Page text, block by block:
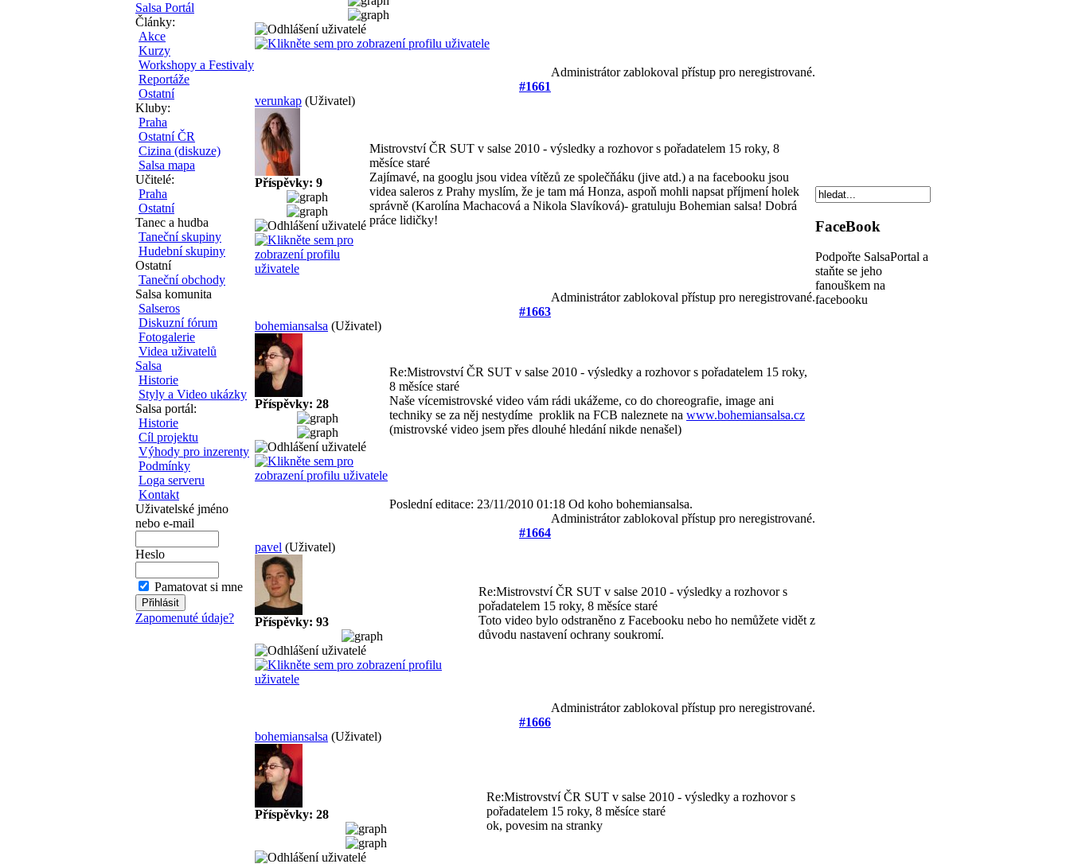
Salsa Portál
Články:
Akce
Kurzy
Workshopy a Festivaly
Reportáže
Ostatní
Kluby:
Praha
Ostatní ČR
Cizina (diskuze)
Salsa mapa
Učitelé:
Praha
Ostatní
Tanec a hudba
Taneční skupiny
Hudební skupiny
Ostatní
Taneční obchody
Salsa komunita
Salseros
Diskuzní fórum
Fotogalerie
Videa uživatelů
Salsa
Historie
Styly a Video ukázky
Salsa portál:
Historie
Cíl projektu
Výhody pro inzerenty
Podmínky
Loga serveru
Kontakt
Uživatelské jméno
nebo e-mail
Heslo
Pamatovat si mne
Zapomenuté údaje?
Administrátor zablokoval přístup pro neregistrované.
#1661
verunkap (Uživatel)
Příspěvky: 9
Mistrovství ČR SUT v salse 2010 - výsledky a rozhovor s pořadatelem 15 roky, 8
měsíce staré
Zajímavé, na googlu jsou videa vítězů ze společňáku (jive atd.) a na facebooku jsou
videa saleros z Prahy myslím, že je tam má Honza, aspoň mohli napsat příjmení holek
správně (Karolína Machacová a Nikola Slavíková)- gratuluju Bohemian salsa! Dobrá
práce lidičky!
Administrátor zablokoval přístup pro neregistrované.
#1663
bohemiansalsa (Uživatel)
Příspěvky: 28
Re:Mistrovství ČR SUT v salse 2010 - výsledky a rozhovor s pořadatelem 15 roky,
8 měsíce staré
Naše vícemistrovské video vám rádi ukážeme, co do choreografie, image ani
techniky se za něj nestydíme proklik na FCB naleznete na www.bohemiansalsa.cz
(mistrovské video jsem přes dlouhé hledání nikde nenašel)
Poslední editace: 23/11/2010 01:18 Od koho bohemiansalsa.
Administrátor zablokoval přístup pro neregistrované.
#1664
pavel (Uživatel)
Příspěvky: 93
Re:Mistrovství ČR SUT v salse 2010 - výsledky a rozhovor s
pořadatelem 15 roky, 8 měsíce staré
Toto video bylo odstraněno z Facebooku nebo ho nemůžete vidět z
důvodu nastavení ochrany soukromí.
Administrátor zablokoval přístup pro neregistrované.
#1666
bohemiansalsa (Uživatel)
Příspěvky: 28
Re:Mistrovství ČR SUT v salse 2010 - výsledky a rozhovor s
pořadatelem 15 roky, 8 měsíce staré
ok, povesim na stranky
FaceBook
Podpořte SalsaPortal a
staňte se jeho
fanouškem na
facebooku